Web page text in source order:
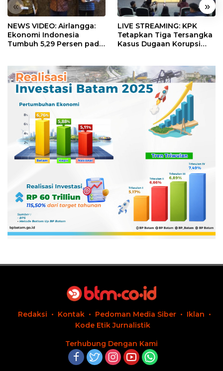
« »
NEWS VIDEO: Airlangga:
Ekonomi Indonesia
Tumbuh 5,29 Persen pada
LIVE STREAMING: KPK
Tetapkan Tiga Tersangka
Kasus Dugaan Korupsi
Redaksi Kontak Pedoman Media Siber
Iklan
Kode Etik Jurnalistik
Terhubung Dengan Kami